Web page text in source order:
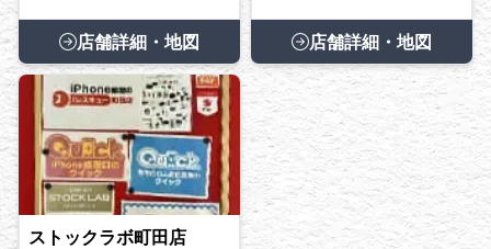
店舗詳細・地図 店舗詳細・地図
ストックラボ町田店